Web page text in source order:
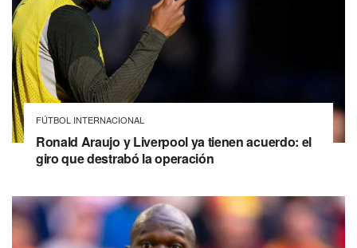
FÚTBOL INTERNACIONAL
Ronald Araujo y Liverpool ya tienen acuerdo: el
giro que destrabó la operación